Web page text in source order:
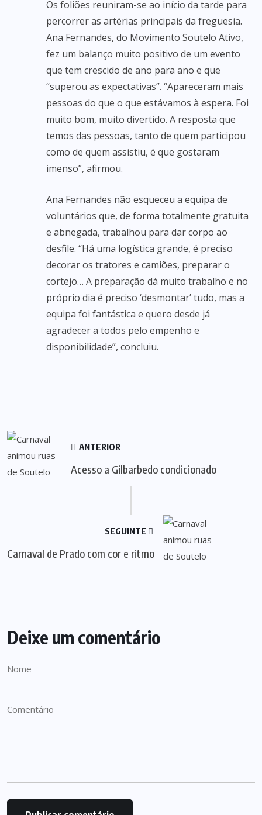
Os foliões reuniram-se ao início da tarde para
percorrer as artérias principais da freguesia.
Ana Fernandes, do Movimento Soutelo Ativo,
fez um balanço muito positivo de um evento
que tem crescido de ano para ano e que
“superou as expectativas”. “Apareceram mais
pessoas do que o que estávamos à espera. Foi
muito bom, muito divertido. A resposta que
temos das pessoas, tanto de quem participou
como de quem assistiu, é que gostaram
imenso”, afirmou.
Ana Fernandes não esqueceu a equipa de
voluntários que, de forma totalmente gratuita
e abnegada, trabalhou para dar corpo ao
desfile. “Há uma logística grande, é preciso
decorar os tratores e camiões, preparar o
cortejo… A preparação dá muito trabalho e no
próprio dia é preciso ‘desmontar’ tudo, mas a
equipa foi fantástica e quero desde já
agradecer a todos pelo empenho e
disponibilidade”, concluiu.
ANTERIOR
Acesso a Gilbarbedo condicionado
SEGUINTE
Carnaval de Prado com cor e ritmo
Deixe um comentário